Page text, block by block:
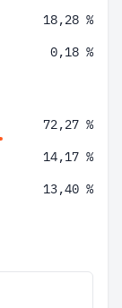
18,28 %
0,18 %
72,27 %
14,17 %
13,40 %